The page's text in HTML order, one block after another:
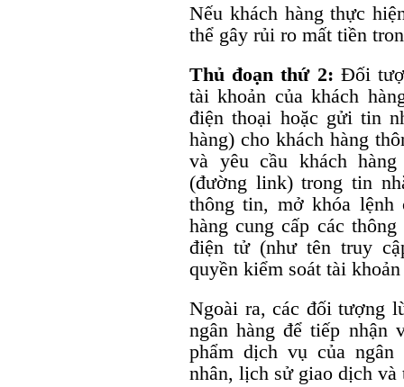
Nếu khách hàng thực
thể gây rủi ro mất tiền
Thủ đoạn thứ 2: Đối
tài khoản của khách
điện thoại hoặc gửi tin
hàng) cho khách hàng
và yêu cầu khách
(đường link) trong tin
thông tin, mở khóa lệnh
hàng cung cấp các
điện tử (như tên truy
quyền kiểm soát tài
Ngoài ra, các đối tượng
ngân hàng để tiếp nhận
phẩm dịch vụ của
nhân, lịch sử giao dịch và